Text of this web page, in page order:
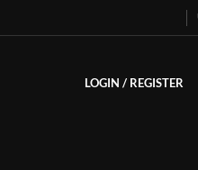
LOGIN / REGISTER